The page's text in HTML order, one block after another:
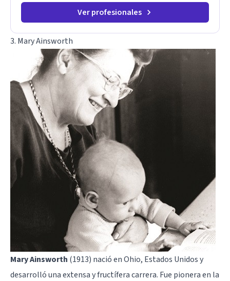
Ver profesionales
3. Mary Ainsworth
Mary Ainsworth (1913) nació en Ohio, Estados Unidos y
desarrolló una extensa y fructífera carrera. Fue pionera en la